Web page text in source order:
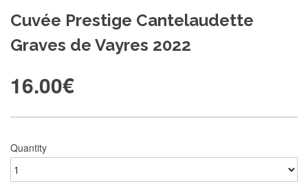
Cuvée Prestige Cantelaudette
Graves de Vayres 2022
16.00€
Quantity